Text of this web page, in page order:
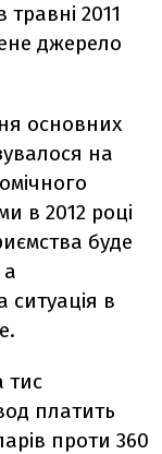
2011
джерело
основних
на
в 2012 році
буде
а
ситуація в
тис
платить
проти 360